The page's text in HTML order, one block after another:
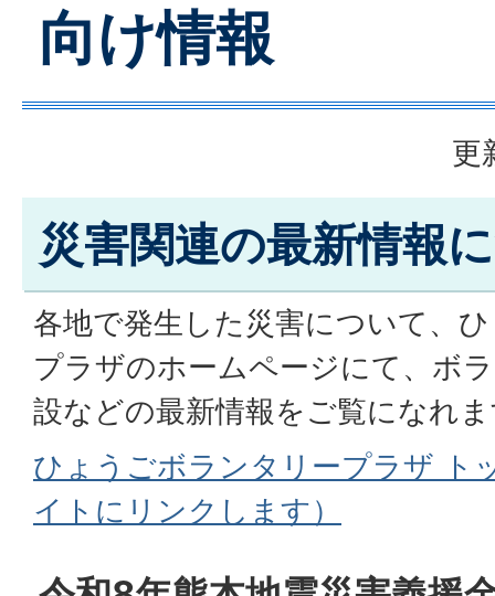
向け情報
更
災害関連の最新情報
各地で発生した災害について、
プラザのホームページにて、ボ
設などの最新情報をご覧になれ
ひょうごボランタリープラザ ト
イトにリンクします）